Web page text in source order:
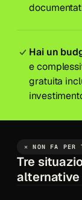
Hai un
e
gratuita
✕ NON FA PER
Tre
alternative